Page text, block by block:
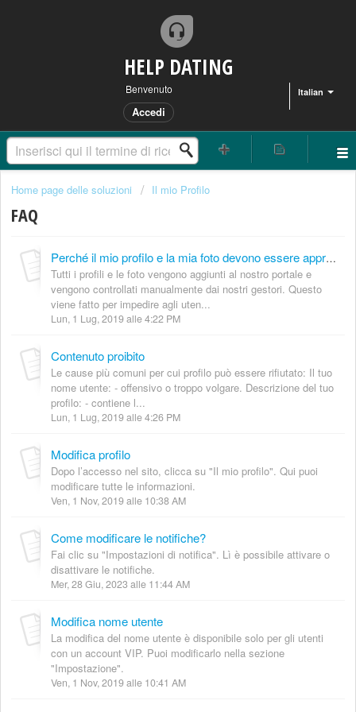
HELP DATING
Italian
Benvenuto
Accedi
Home page delle soluzioni Il mio Profilo
FAQ
Perché il mio profilo e la mia foto devono essere approvati e quanto tempo ci vuole?
Tutti i profili e le foto vengono aggiunti al nostro portale e
vengono controllati manualmente dai nostri gestori. Questo
viene fatto per impedire agli uten...
Lun, 1 Lug, 2019 alle 4:22 PM
Contenuto proibito
Le cause più comuni per cui profilo può essere rifiutato: Il tuo
nome utente: - offensivo o troppo volgare. Descrizione del tuo
profilo: - contiene l...
Lun, 1 Lug, 2019 alle 4:26 PM
Modifica profilo
Dopo l’accesso nel sito, clicca su "Il mio profilo". Qui puoi
modificare tutte le informazioni.
Ven, 1 Nov, 2019 alle 10:38 AM
Come modificare le notifiche?
Fai clic su "Impostazioni di notifica". Lì è possibile attivare o
disattivare le notifiche.
Mer, 28 Giu, 2023 alle 11:44 AM
Modifica nome utente
La modifica del nome utente è disponibile solo per gli utenti
con un account VIP. Puoi modificarlo nella sezione
"Impostazione".
Ven, 1 Nov, 2019 alle 10:41 AM